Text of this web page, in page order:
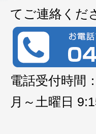
てご連絡くだ
電話受付時間：
月～土曜日